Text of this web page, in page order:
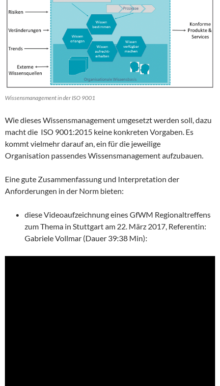
Wissensmanagement in der ISO 9001
Wie dieses Wissensmanagement umgesetzt werden soll, dazu
macht die ISO 9001:2015 keine konkreten Vorgaben. Es
kommt vielmehr darauf an, ein für die jeweilige
Organisation passendes Wissensmanagement aufzubauen.
Eine gute Zusammenfassung und Interpretation der
Anforderungen in der Norm bieten:
diese Videoaufzeichnung eines GfWM Regionaltreffens
zum Thema in Stuttgart am 22. März 2017, Referentin:
Gabriele Vollmar (Dauer 39:38 Min):